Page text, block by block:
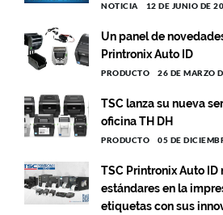
NOTICIA 12 DE JUNIO DE
Un panel de
Printronix Auto ID
PRODUCTO 26 DE MARZO
TSC lanza su nueva
oficina TH DH
PRODUCTO 05 DE
TSC Printronix Auto ID
estándares en la
etiquetas con sus